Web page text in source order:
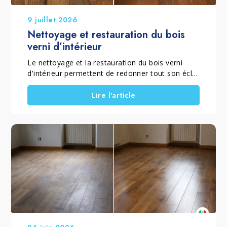
9 juillet 2026
Nettoyage et restauration du bois
verni d’intérieur
Le nettoyage et la restauration du bois verni
d'intérieur permettent de redonner tout son éclat
à un parquet verni mat ou brillant qui a perdu sa
brillance, son homogénéité et sa couleur à cause
de l'usure quotidienne. Lorsque le vernis est
ponçage complet, il est possible de rénover un
parquet sans poncer grâce à un traitement
spécifique qui élimine le grisaillement superficiel,
ravive le bois et restaure la protection de la
finition. Ce traitement convient aussi bien aux
parquets vernis brillants qu'aux parquets vernis
mats, en choisissant le procédé adapté à la
finition d'origine. C'est pourquoi Marbec a
développé le KIT RESTAURA LEGNO VERNICIATO
Lire l'article